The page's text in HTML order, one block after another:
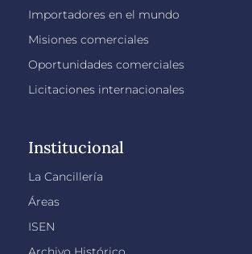
Importadores en el mundo
Misiones comerciales
Oportunidades comerciales
Licitaciones internacionales
Institucional
La Cancillería
Áreas
ISEN